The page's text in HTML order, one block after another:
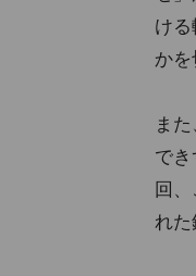
け
かを
ま
で
回
れた